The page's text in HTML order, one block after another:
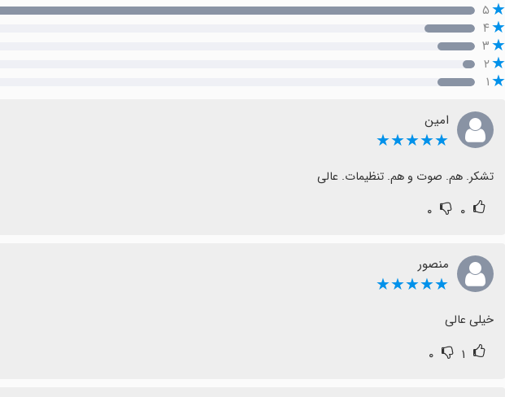
۵
۴
۳
۲
۱
امین
★★★★★
تشکر. هم. صوت و هم. تنظیمات. عالی
۰ ۰
منصور
★★★★★
خیلی عالی
۱ ۰